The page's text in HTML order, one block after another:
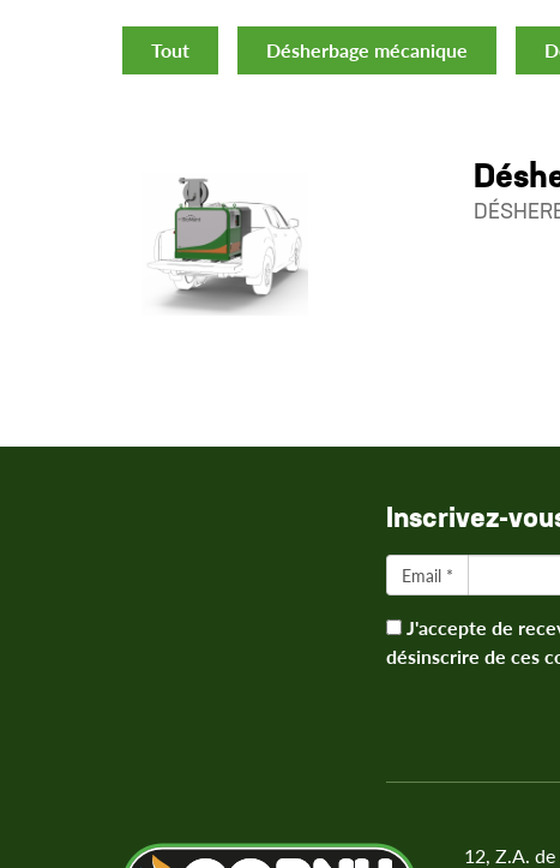
Tout Désherbage mécanique
Inscrivez-
Email *
J'accepte de
désinscrire de ces
12, Z.A.